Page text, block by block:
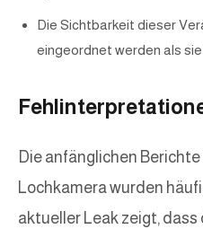
Die Sichtbarkeit dieser
eingeordnet werden als
Die anfänglichen
Lochkamera wurden
aktueller Leak zeigt,